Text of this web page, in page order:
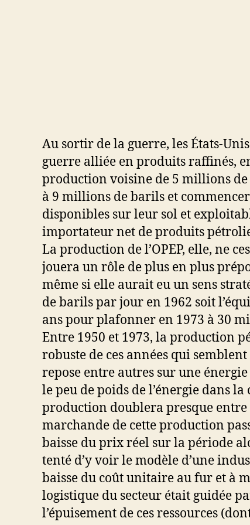
Au sortir de la guerre, les États-
guerre alliée en produits raffinés,
production voisine de 5 millions
à 9 millions de barils et
disponibles sur leur sol et
importateur net de produits
La production de l’OPEP, elle, ne
jouera un rôle de plus en plus
même si elle aurait eu un sens
de barils par jour en 1962 soit
ans pour plafonner en 1973 à 30
Entre 1950 et 1973, la production
robuste de ces années qui
repose entre autres sur une
le peu de poids de l’énergie dans
production doublera presque entre
marchande de cette production
baisse du prix réel sur la période
tenté d’y voir le modèle d’une
baisse du coût unitaire au fur et à
logistique du secteur était guidée
l’épuisement de ces ressources